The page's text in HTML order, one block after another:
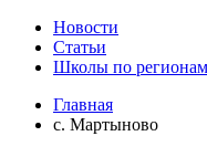
Новости
Статьи
Школы по регионам
Главная
c. Мартыново